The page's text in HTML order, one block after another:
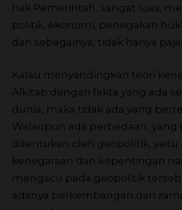
hak Pemerintah, sangat luas,
politik, ekonomi, penegakan
dan sebagainya, tidak hanya
Kalau menyandingkan teori
Alkitab dengan fakta yang ada
dunia, maka tidak ada yang
Walaupun ada perbedaan, yang
ditentukan oleh geopolitik, yaitu
kenegaraan dan kepentingan
mengacu pada geopolitik
adanya perkembangan dari